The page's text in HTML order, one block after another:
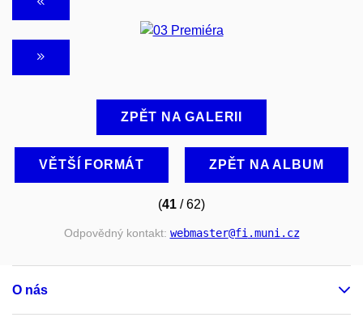
ZPĚT NA GALERII
VĚTŠÍ FORMÁT ZPĚT NA ALBUM
(41 / 62)
Odpovědný kontakt: webmaster@fi.muni.cz
O nás